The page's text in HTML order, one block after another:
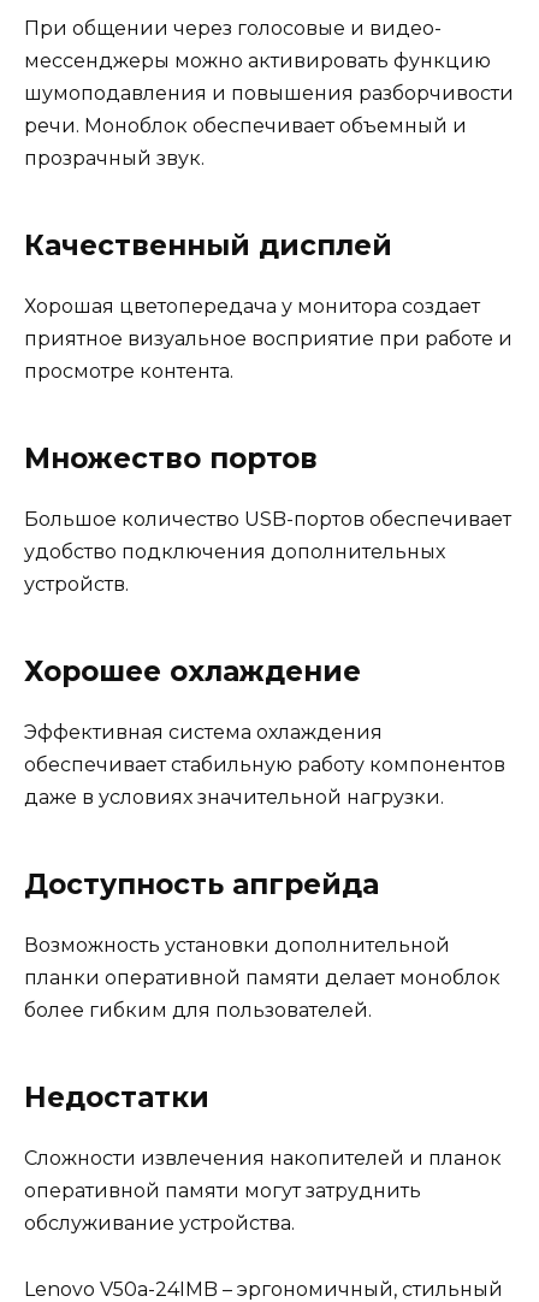
При общении через голосовые и видео-
мессенджеры можно активировать функцию
шумоподавления и повышения разборчивости
речи. Моноблок обеспечивает объемный и
прозрачный звук.
Качественный дисплей
Хорошая цветопередача у монитора создает
приятное визуальное восприятие при работе и
просмотре контента.
Множество портов
Большое количество USB-портов обеспечивает
удобство подключения дополнительных
устройств.
Хорошее охлаждение
Эффективная система охлаждения
обеспечивает стабильную работу компонентов
даже в условиях значительной нагрузки.
Доступность апгрейда
Возможность установки дополнительной
планки оперативной памяти делает моноблок
более гибким для пользователей.
Недостатки
Сложности извлечения накопителей и планок
оперативной памяти могут затруднить
обслуживание устройства.
Lenovo V50a-24IMB – эргономичный, стильный